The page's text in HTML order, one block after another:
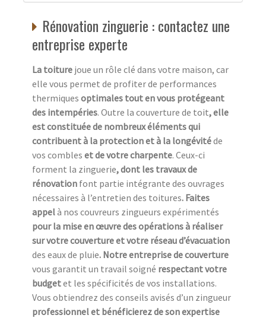
Rénovation zinguerie : contactez une
entreprise experte
La toiture joue un rôle clé dans votre maison, car
elle vous permet de profiter de performances
thermiques optimales tout en vous protégeant
des intempéries. Outre la couverture de toit, elle
est constituée de nombreux éléments qui
contribuent à la protection et à la longévitéde
vos combles et de votre charpente. Ceux-ci
forment la zinguerie, dont les travaux de
rénovation font partie intégrante des ouvrages
nécessaires à l’entretien des toitures. Faites
appelà nos couvreurs zingueurs expérimentés
pour la mise en œuvre des opérations à réaliser
sur votre couverture et votre réseau d’évacuation
des eaux de pluie. Notre entreprise de couverture
vous garantit un travail soigné respectant votre
budgetet les spécificités de vos installations.
Vous obtiendrez des conseils avisés d’un zingueur
professionnel et bénéficierez de son expertise